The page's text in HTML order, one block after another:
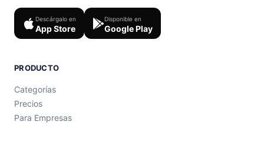
Descárgalo en
App Store
Disponible en
Google Play
PRODUCTO
Categorías
Precios
Para Empresas